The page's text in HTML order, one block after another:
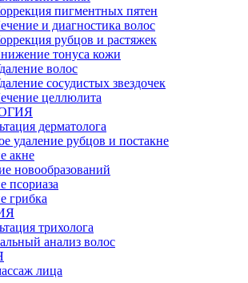
пигментных пятен
и диагностика волос
рубцов и растяжек
тонуса кожи
волос
сосудистых звездочек
целлюлита
дерматолога
удаление рубцов и постакне
акне
новообразований
псориаза
грибка
трихолога
анализ волос
лица